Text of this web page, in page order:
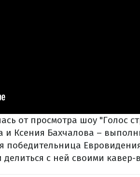
от просмотра шоу "Голос
и Ксения Бахчалова –
делиться с ней своими